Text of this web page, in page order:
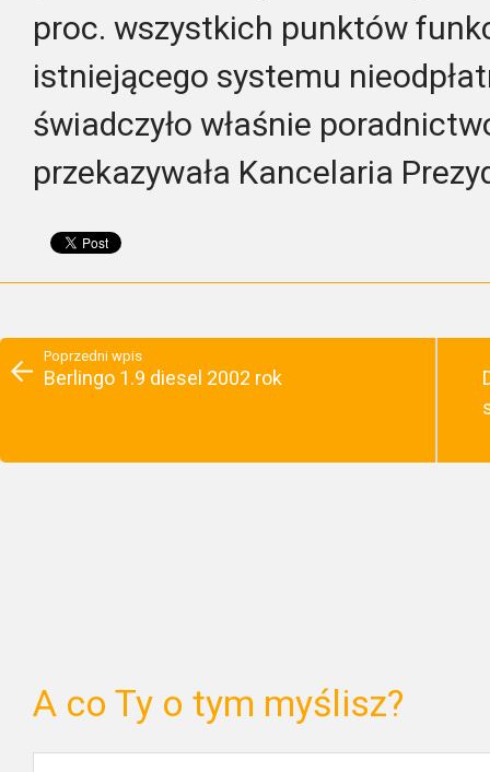
proc. wszystkich punktów
istniejącego systemu
świadczyło właśnie
przekazywała Kancelaria
Poprzedni wpis
Berlingo 1.9 diesel 2002 rok
A co Ty o tym myślisz?